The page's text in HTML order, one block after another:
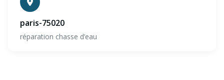
paris-75020
réparation chasse d’eau